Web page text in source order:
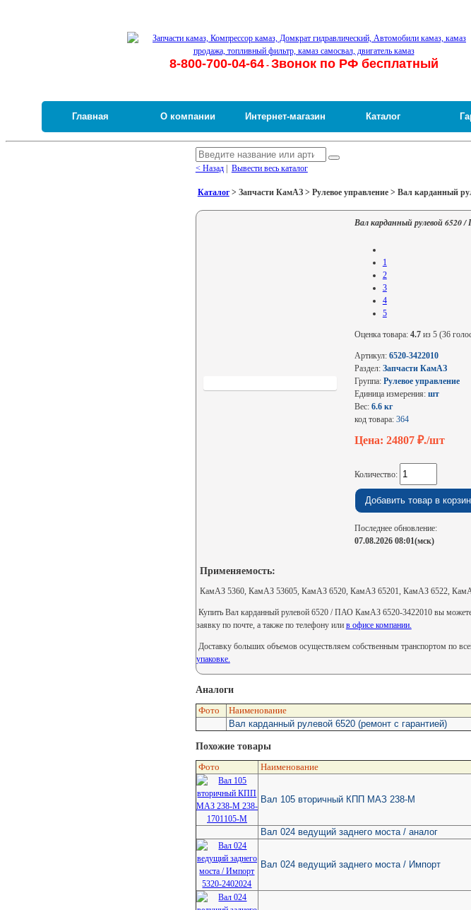
8-800-700-04-64- Звонок по РФ бесплатный
Главная О компании Интернет-магазин Каталог
< Назад| Вывести весь каталог
Каталог> Запчасти КамАЗ > Рулевое управление > Вал карданный
Вал карданный рулевой 6520
1
2
3
4
5
Оценка товара: 4.7из 5 (36
Артикул: 6520-3422010
Раздел: Запчасти КамАЗ
Группа: Рулевое управление
Единица измерения: шт
Вес: 6.6 кг
код товара: 364
Цена: 24807 ₽./шт
Количество:
Последнее обновление:
07.08.2026 08:01(мск)
Применяемость:
КамАЗ 5360, КамАЗ 53605, КамАЗ 6520, КамАЗ 65201, КамАЗ 6522,
Купить Вал карданный рулевой 6520 / ПАО КамАЗ 6520-3422010 вы можете
заявку по почте, а также по телефону или в офисе компании.
Доставку больших объемов осуществляем собственным транспортом по
упаковке.
Аналоги
Фото Наименование
Вал карданный рулевой 6520 (ремонт с гарантией)
Похожие товары
Фото Наименование
Вал 105 вторичный КПП МАЗ 238-М
Вал 024 ведущий заднего моста / аналог
Вал 024 ведущий заднего моста / Импорт